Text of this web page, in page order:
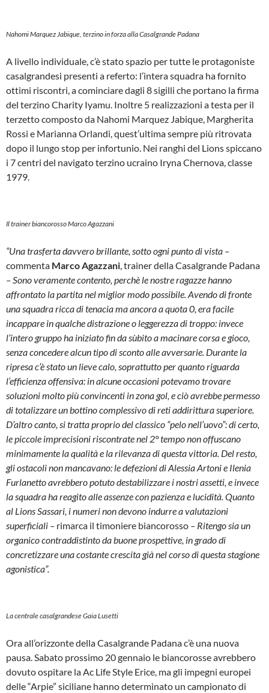
Nahomi Marquez Jabique, terzino in forza alla Casalgrande Padana
A livello individuale, c’è stato spazio per tutte le protagoniste
casalgrandesi presenti a referto: l’intera squadra ha fornito
ottimi riscontri, a cominciare dagli 8 sigilli che portano la firma
del terzino Charity Iyamu. Inoltre 5 realizzazioni a testa per il
terzetto composto da Nahomi Marquez Jabique, Margherita
Rossi e Marianna Orlandi, quest’ultima sempre più ritrovata
dopo il lungo stop per infortunio. Nei ranghi del Lions spiccano
i 7 centri del navigato terzino ucraino Iryna Chernova, classe
1979.
Il trainer biancorosso Marco Agazzani
“Una trasferta davvero brillante, sotto ogni punto di vista –
commenta Marco Agazzani, trainer della Casalgrande Padana
– Sono veramente contento, perchè le nostre ragazze hanno
affrontato la partita nel miglior modo possibile. Avendo di fronte
una squadra ricca di tenacia ma ancora a quota 0, era facile
incappare in qualche distrazione o leggerezza di troppo: invece
l’intero gruppo ha iniziato fin da sùbito a macinare corsa e gioco,
senza concedere alcun tipo di sconto alle avversarie. Durante la
ripresa c’è stato un lieve calo, soprattutto per quanto riguarda
l’efficienza offensiva: in alcune occasioni potevamo trovare
soluzioni molto più convincenti in zona gol, e ciò avrebbe permesso
di totalizzare un bottino complessivo di reti addirittura superiore.
D’altro canto, si tratta proprio del classico “pelo nell’uovo”: di certo,
le piccole imprecisioni riscontrate nel 2° tempo non offuscano
minimamente la qualità e la rilevanza di questa vittoria. Del resto,
gli ostacoli non mancavano: le defezioni di Alessia Artoni e Ilenia
Furlanetto avrebbero potuto destabilizzare i nostri assetti, e invece
la squadra ha reagito alle assenze con pazienza e lucidità. Quanto
al Lions Sassari, i numeri non devono indurre a valutazioni
superficiali – rimarca il timoniere biancorosso – Ritengo sia un
organico contraddistinto da buone prospettive, in grado di
concretizzare una costante crescita già nel corso di questa stagione
agonistica”.
La centrale casalgrandese Gaia Lusetti
Ora all’orizzonte della Casalgrande Padana c’è una nuova
pausa. Sabato prossimo 20 gennaio le biancorosse avrebbero
dovuto ospitare la Ac Life Style Erice, ma gli impegni europei
delle “Arpie” siciliane hanno determinato un campionato di